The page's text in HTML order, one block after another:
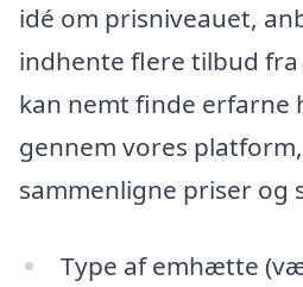
idé om prisniveauet,
indhente flere tilbud fra
kan nemt finde erfarne
gennem vores
sammenligne priser og
Type af emhætte